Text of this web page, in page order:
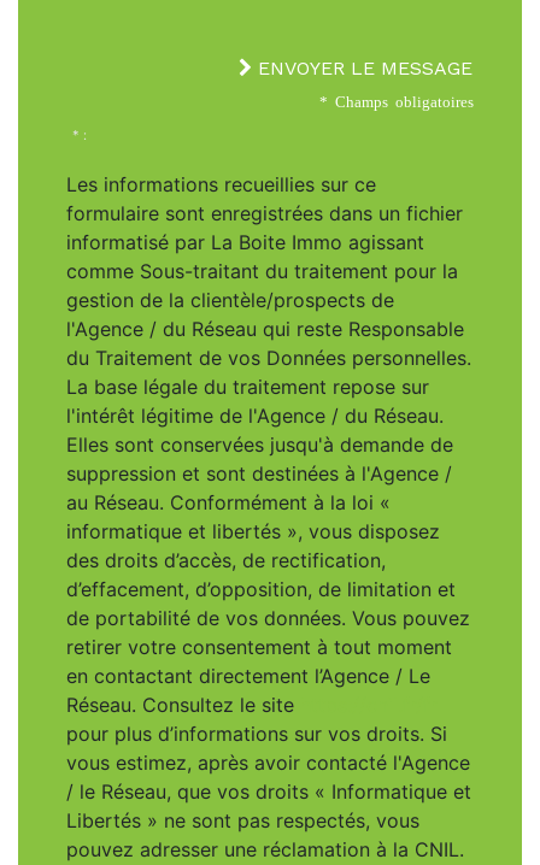
ENVOYER LE MESSAGE
* Champs obligatoires
* :
Les informations recueillies sur ce
formulaire sont enregistrées dans un fichier
informatisé par La Boite Immo agissant
comme Sous-traitant du traitement pour la
gestion de la clientèle/prospects de
l'Agence / du Réseau qui reste Responsable
du Traitement de vos Données personnelles.
La base légale du traitement repose sur
l'intérêt légitime de l'Agence / du Réseau.
Elles sont conservées jusqu'à demande de
suppression et sont destinées à l'Agence /
au Réseau. Conformément à la loi «
informatique et libertés », vous disposez
des droits d’accès, de rectification,
d’effacement, d’opposition, de limitation et
de portabilité de vos données. Vous pouvez
retirer votre consentement à tout moment
en contactant directement l’Agence / Le
Réseau. Consultez le site
pour plus d’informations sur vos droits. Si
vous estimez, après avoir contacté l'Agence
/ le Réseau, que vos droits « Informatique et
Libertés » ne sont pas respectés, vous
pouvez adresser une réclamation à la CNIL.